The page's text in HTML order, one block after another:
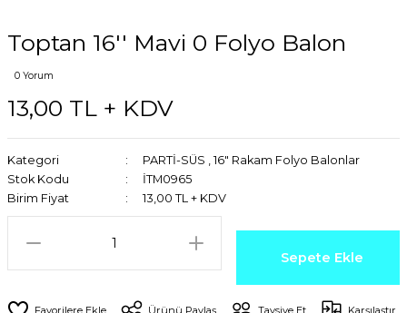
Toptan 16'' Mavi 0 Folyo Balon
0 Yorum
13,00 TL + KDV
Kategori PARTİ-SÜS , 16" Rakam Folyo Balonlar
Stok Kodu
İTM0965
Birim Fiyat
13,00 TL + KDV
Sepete Ekle
Ürünü Paylaş Tavsiye Et Karşılaştır